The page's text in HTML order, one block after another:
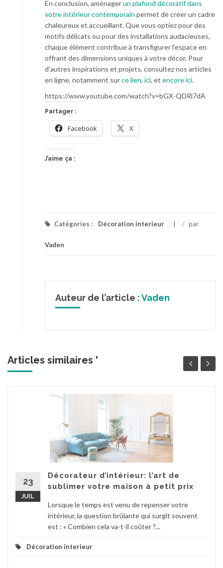
En conclusion, aménagerun plafond décoratif dans
votre intérieur contemporain permet de créer un cadre
chaleureux et accueillant. Que vous optiez pour des
motifs délicats ou pour des installations audacieuses,
chaque élément contribue à transfigurer l’espace en
offrant des dimensions uniques à votre décor. Pour
d’autres inspirations et projets, consultez nos articles
en ligne, notamment surce lien, ici, et encore ici.
https://www.youtube.com/watch?v=bGX-QDRl7dA
Partager :
Facebook X
J’aime ça :
Catégories : Décoration interieur / par
Vaden
Auteur de l’article :Vaden
Articles similaires '
23
JUIL
Décorateur d’intérieur: l’art de
sublimer votre maison à petit prix
Lorsque le temps est venu de repenser votre
intérieur, la question brûlante qui surgit souvent
est : « Combien cela va-t-il coûter ?...
Décoration interieur